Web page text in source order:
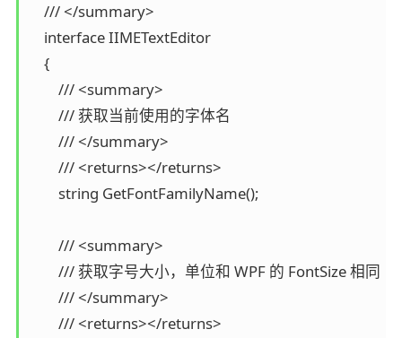
    /// </summary>
    interface IIMETextEditor
    {
        /// <summary>
        /// 获取当前使用的字体名
        /// </summary>
        /// <returns></returns>
        string GetFontFamilyName();
        /// <summary>
        /// 获取字号大小，单位和 WPF 的 FontSize 相同
        /// </summary>
        /// <returns></returns>